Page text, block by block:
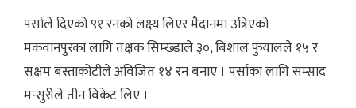
पर्साले दिएको ९१ रनको लक्ष्य लिएर मैदानमा उत्रिएको
मकवानपुरका लागि तक्षक सिम्ख्डाले ३०, बिशाल फुयालले १५ र
सक्षम बस्ताकोटीले अविजित १४ रन बनाए । पर्साका लागि सम्साद
मन्सुरीले तीन विकेट लिए ।